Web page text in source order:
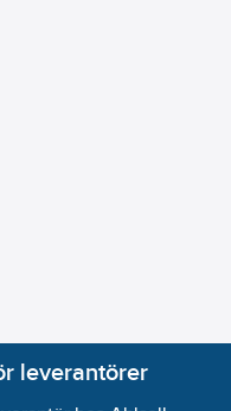
leverantörer